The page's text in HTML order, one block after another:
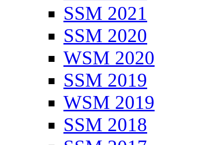
SSM 2021
SSM 2020
WSM 2020
SSM 2019
WSM 2019
SSM 2018